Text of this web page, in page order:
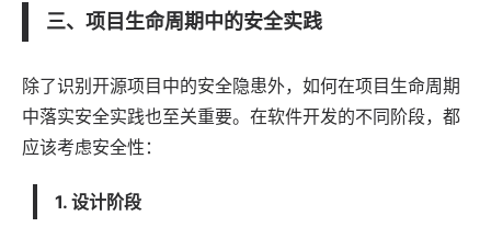
三、项目生命周期中的安全实践
除了识别开源项目中的安全隐患外，如何在项目生命周期
中落实安全实践也至关重要。在软件开发的不同阶段，都
应该考虑安全性：
1. 设计阶段